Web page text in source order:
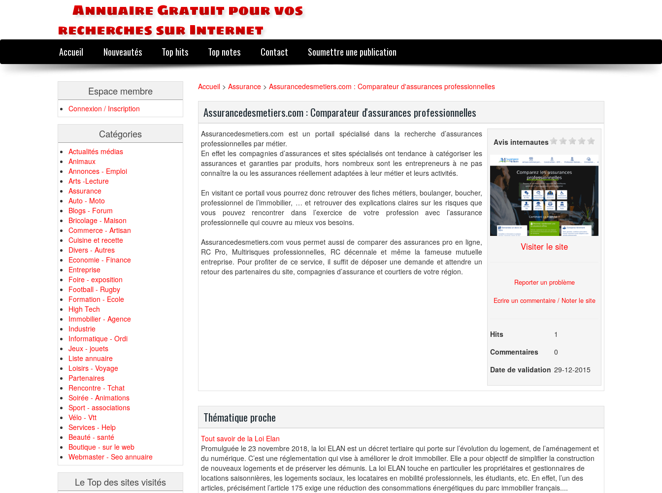
Annuaire Gratuit pour vos
recherches sur Internet
Accueil Nouveautés Top hits Top notes Contact Soumettre une publication
Espace membre
Connexion / Inscription
Catégories
Actualités médias
Animaux
Annonces - Emploi
Arts -Lecture
Assurance
Auto - Moto
Blogs - Forum
Bricolage - Maison
Commerce - Artisan
Cuisine et recette
Divers - Autres
Economie - Finance
Entreprise
Foire - exposition
Football - Rugby
Formation - Ecole
High Tech
Immobilier - Agence
Industrie
Informatique - Ordi
Jeux - jouets
Liste annuaire
Loisirs - Voyage
Partenaires
Rencontre - Tchat
Soirée - Animations
Sport - associations
Vélo - Vtt
Services - Help
Beauté - santé
Boutique - sur le web
Webmaster - Seo annuaire
Le Top des sites visités
Accueil > Assurance > Assurancedesmetiers.com : Comparateur d'assurances professionnelles
Assurancedesmetiers.com : Comparateur d'assurances professionnelles
Assurancedesmetiers.com est un portail spécialisé dans la recherche d’assurances
professionnelles par métier.
En effet les compagnies d’assurances et sites spécialisés ont tendance à catégoriser les
assurances et garanties par produits, hors nombreux sont les entrepreneurs à ne pas
connaître la ou les assurances réellement adaptées à leur métier et leurs activités.
En visitant ce portail vous pourrez donc retrouver des fiches métiers, boulanger, boucher,
professionnel de l’immobilier, … et retrouver des explications claires sur les risques que
vous pouvez rencontrer dans l’exercice de votre profession avec l’assurance
professionnelle qui couvre au mieux vos besoins.
Assurancedesmetiers.com vous permet aussi de comparer des assurances pro en ligne,
RC Pro, Multirisques professionnelles, RC décennale et même la fameuse mutuelle
entreprise. Pour profiter de ce service, il suffit de déposer une demande et attendre un
retour des partenaires du site, compagnies d’assurance et courtiers de votre région.
Avis internautes
Visiter le site
Reporter un problème
Ecrire un commentaire / Noter le site
Hits
1
Commentaires
0
Date de validation 29-12-2015
Thématique proche
Tout savoir de la Loi Elan
Promulguée le 23 novembre 2018, la loi ELAN est un décret tertiaire qui porte sur l’évolution du logement, de l’aménagement et
du numérique. C’est une réglementation qui vise à améliorer le droit immobilier. Elle a pour objectif de simplifier la construction
de nouveaux logements et de préserver les démunis. La loi ELAN touche en particulier les propriétaires et gestionnaires de
locations saisonnières, les logements sociaux, les locataires en mobilité professionnels, les étudiants, etc. En effet, l’un des
articles, précisément l’article 175 exige une réduction des consommations énergétiques du parc immobilier français....